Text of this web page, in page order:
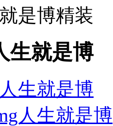
是博精装
生就是博
生就是博
人生就是博